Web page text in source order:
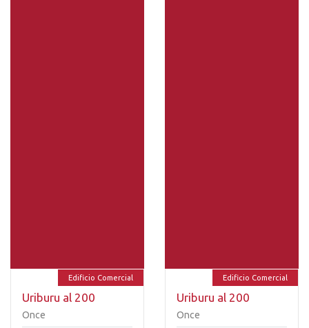
Edificio Comercial
Uriburu al 200
Once
Edificio Comercial
Uriburu al 200
Once